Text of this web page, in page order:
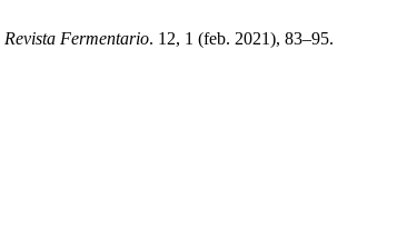
Revista Fermentario. 12, 1 (feb. 2021), 83–95.